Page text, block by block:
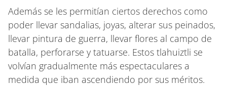
Además se les permitían ciertos derechos como
poder llevar sandalias, joyas, alterar sus peinados,
llevar pintura de guerra, llevar flores al campo de
batalla, perforarse y tatuarse. Estos tlahuiztli se
volvían gradualmente más espectaculares a
medida que iban ascendiendo por sus méritos.